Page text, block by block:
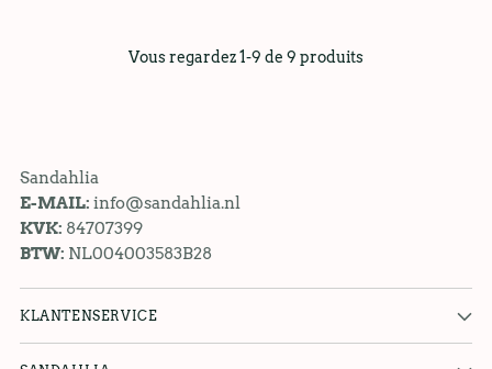
Vous regardez 1-9 de 9 produits
Sandahlia
E-MAIL: info@sandahlia.nl
KVK: 84707399
BTW: NL004003583B28
KLANTENSERVICE